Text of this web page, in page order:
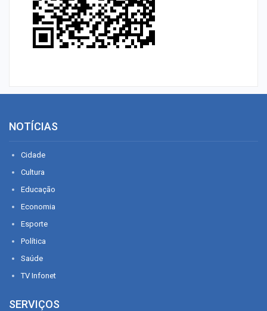
NOTÍCIAS
Cidade
Cultura
Educação
Economia
Esporte
Política
Saúde
TV Infonet
SERVIÇOS